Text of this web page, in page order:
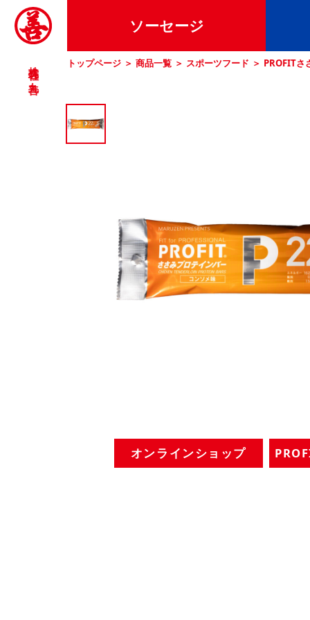
株式会社 丸善
ソーセージ
トップページ 商品一覧 スポーツフード PROFITさ
オンラインショップ